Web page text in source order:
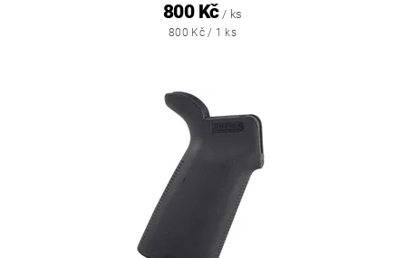
800 Kč / ks
800 Kč / 1 ks